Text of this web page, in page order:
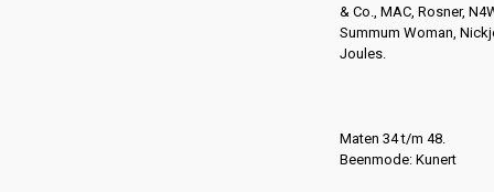
& Co., MAC, Rosner,
Summum Woman,
Joules.
Maten 34 t/m 48.
Beenmode: Kunert